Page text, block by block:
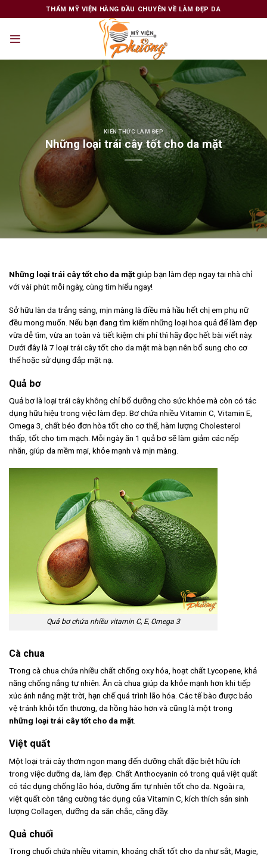
to
THẨM MỸ VIỆN HÀNG ĐẦU CHUYÊN VỀ LÀM ĐẸP DA
KIẾN THỨC LÀM ĐẸP
Những loại trái cây tốt cho da mặt
Những loại trái cây tốt cho da mặtgiúp bạn làm đẹp ngay tại nhà chỉ
với vài phút mỗi ngày, cùng tìm hiểu ngay!
Sở hữu làn da trắng sáng, mịn màng là điều mà hầu hết chị em phụ nữ
đều mong muốn. Nếu bạn đang tìm kiếm những loại hoa quả để làm đẹp
vừa dễ tìm, vừa an toàn và tiết kiệm chi phí thì hãy đọc hết bài viết này.
Dưới đây là 7 loại trái cây tốt cho da mặt mà bạn nên bổ sung cho cơ
thể hoặc sử dụng đắp mặt nạ.
Quả bơ
Quả bơ là loại trái cây không chỉ bổ dưỡng cho sức khỏe mà còn có tác
dụng hữu hiệu trong việc làm đẹp. Bơ chứa nhiều Vitamin C, Vitamin E,
Omega 3, chất béo đơn hòa tốt cho cơ thể, hàm lượng Cholesterol
thấp, tốt cho tim mạch. Mỗi ngày ăn 1 quả bơ sẽ làm giảm các nếp
nhăn, giúp da mềm mại, khỏe mạnh và mịn màng.
Quả bơ chứa nhiều vitamin C, E, Omega 3
Cà chua
Trong cà chua chứa nhiều chất chống oxy hóa, hoạt chất Lycopene, khả
năng chống nắng tự nhiên. Ăn cà chua giúp da khỏe mạnh hơn khi tiếp
xúc ánh nắng mặt trời, hạn chế quá trình lão hóa. Các tế bào được bảo
vệ tránh khỏi tổn thương, da hồng hào hơn và cũng là một trong
những loại trái cây tốt cho da mặt.
Việt quất
Một loại trái cây thơm ngon mang đến dưỡng chất đặc biệt hữu ích
trong việc dưỡng da, làm đẹp. Chất Anthocyanin có trong quả việt quất
có tác dụng chống lão hóa, dưỡng ẩm tự nhiên tốt cho da. Ngoài ra,
việt quất còn tăng cường tác dụng của Vitamin C, kích thích sản sinh
lượng Collagen, dưỡng da săn chắc, căng đầy.
Quả chuối
Trong chuối chứa nhiều vitamin, khoáng chất tốt cho da như sắt, Magie,